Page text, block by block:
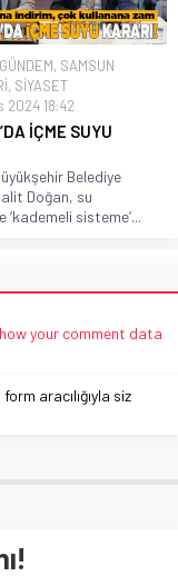
GÜNDEM, SAMSUN
, SİYASET
2024 18:42
İÇME SUYU
Belediye
Doğan, su
sisteme’...
your comment data
aracılığıyla siz